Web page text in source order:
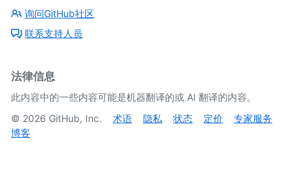
询问GitHub社区
联系支持人员
法律信息
此内容中的一些内容可能是机器翻译的或 AI 翻译的内容。
© 2026 GitHub, Inc. 术语 隐私 状态 定价
专家服务
博客